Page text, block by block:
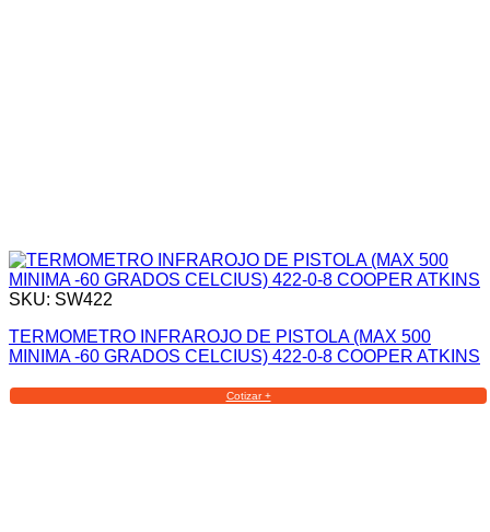
SKU: SW422
TERMOMETRO INFRAROJO DE PISTOLA (MAX 500
MINIMA -60 GRADOS CELCIUS) 422-0-8 COOPER ATKINS
Cotizar +